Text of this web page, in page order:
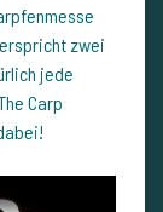
zwei
jede
Carp